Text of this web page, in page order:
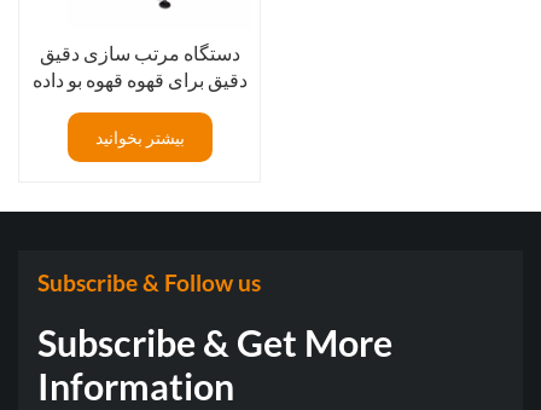
دستگاه مرتب سازی دقیق
دقیق برای قهوه قهوه بو داده
بیشتر بخوانید
Subscribe & Follow us
Subscribe & Get More
Information